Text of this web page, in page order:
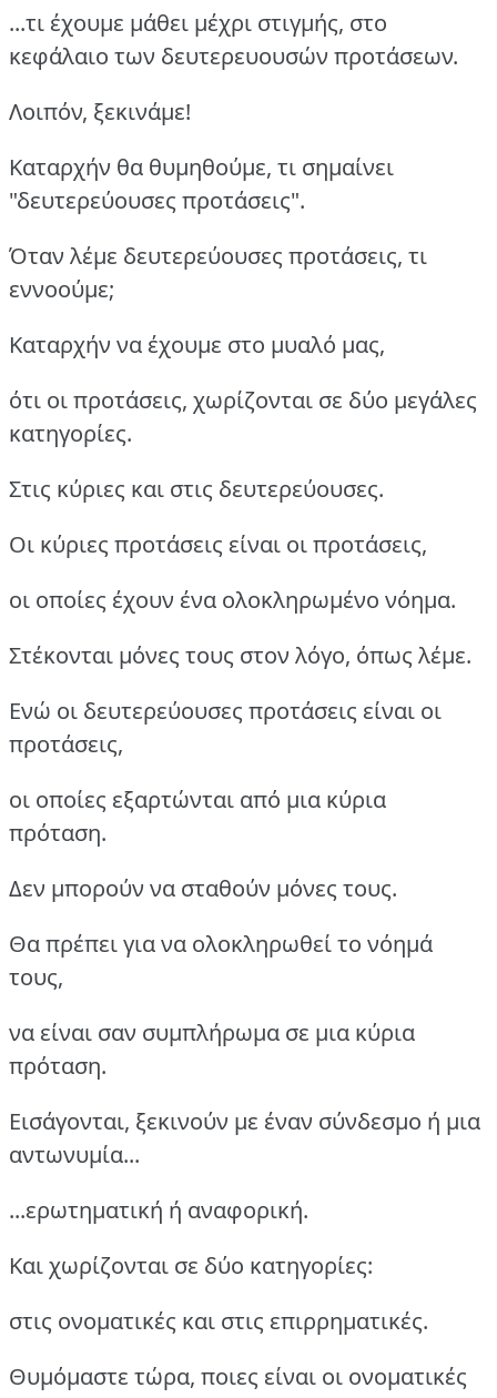
...τι έχουμε μάθει μέχρι στιγμής, στο
κεφάλαιο των δευτερευουσών προτάσεων.
Λοιπόν, ξεκινάμε!
Καταρχήν θα θυμηθούμε, τι σημαίνει
"δευτερεύουσες προτάσεις".
Όταν λέμε δευτερεύουσες προτάσεις, τι
εννοούμε;
Καταρχήν να έχουμε στο μυαλό μας,
ότι οι προτάσεις, χωρίζονται σε δύο μεγάλες
κατηγορίες.
Στις κύριες και στις δευτερεύουσες.
Οι κύριες προτάσεις είναι οι προτάσεις,
οι οποίες έχουν ένα ολοκληρωμένο νόημα.
Στέκονται μόνες τους στον λόγο, όπως λέμε.
Ενώ οι δευτερεύουσες προτάσεις είναι οι
προτάσεις,
οι οποίες εξαρτώνται από μια κύρια
πρόταση.
Δεν μπορούν να σταθούν μόνες τους.
Θα πρέπει για να ολοκληρωθεί το νόημά
τους,
να είναι σαν συμπλήρωμα σε μια κύρια
πρόταση.
Εισάγονται, ξεκινούν με έναν σύνδεσμο ή μια
αντωνυμία...
...ερωτηματική ή αναφορική.
Και χωρίζονται σε δύο κατηγορίες:
στις ονοματικές και στις επιρρηματικές.
Θυμόμαστε τώρα, ποιες είναι οι ονοματικές